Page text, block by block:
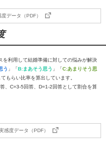
データ（PDF）
を利用して結婚準備に対しての悩みが解決
う 」「B:まあそう思う 」「C:あまりそう思
もらい比率を算出しています。
、C=3-5回答、D=1-2回答として割合を算
感度データ（PDF）